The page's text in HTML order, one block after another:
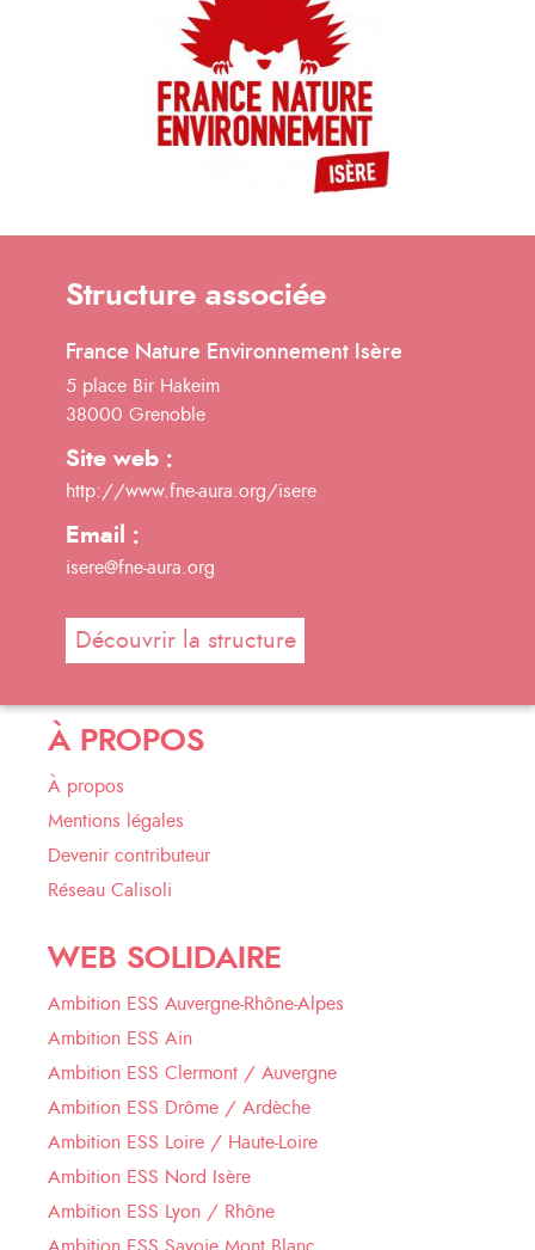
Structure associée
France Nature Environnement Isère
5 place Bir Hakeim
38000 Grenoble
Site web :
http://www.fne-aura.org/isere
Email :
isere@fne-aura.org
Découvrir la structure
À PROPOS
À propos
Mentions légales
Devenir contributeur
Réseau Calisoli
WEB SOLIDAIRE
Ambition ESS Auvergne-Rhône-Alpes
Ambition ESS Ain
Ambition ESS Clermont / Auvergne
Ambition ESS Drôme / Ardèche
Ambition ESS Loire / Haute-Loire
Ambition ESS Nord Isère
Ambition ESS Lyon / Rhône
Ambition ESS Savoie Mont Blanc